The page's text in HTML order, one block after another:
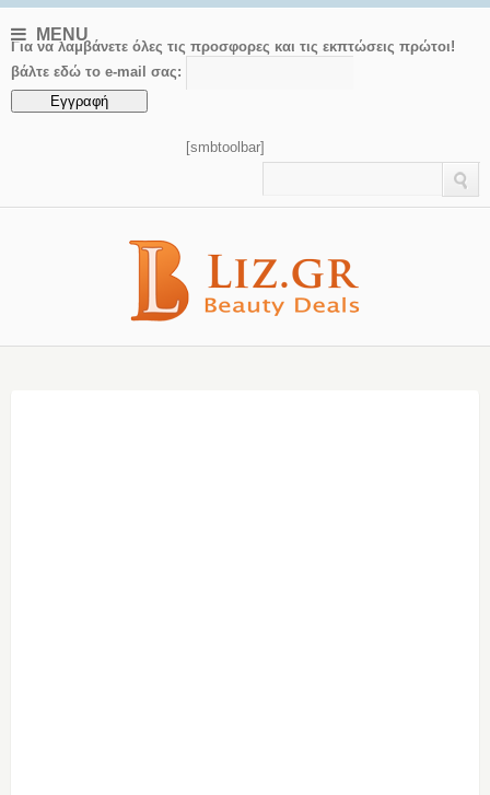
MENU
Για να λαμβάνετε όλες τις προσφορες και τις εκπτώσεις πρώτοι!
βάλτε εδώ το e-mail σας:
[smbtoolbar]